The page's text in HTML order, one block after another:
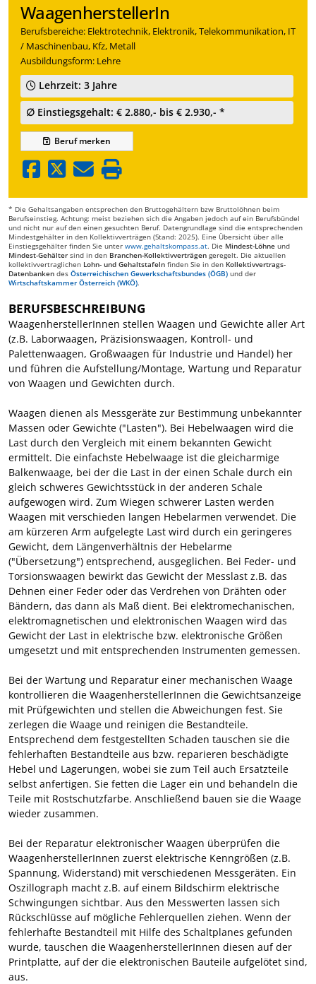
WaagenherstellerIn
Berufsbereiche: Elektrotechnik, Elektronik, Telekommunikation, IT
/ Maschinenbau, Kfz, Metall
Ausbildungsform: Lehre
Lehrzeit: 3 Jahre
∅ Einstiegsgehalt: € 2.880,- bis € 2.930,- *
Berufmerken
* Die Gehaltsangaben entsprechen den Bruttogehältern bzw Bruttolöhnen beim
Berufseinstieg. Achtung: meist beziehen sich die Angaben jedoch auf ein Berufsbündel
und nicht nur auf den einen gesuchten Beruf. Datengrundlage sind die entsprechenden
Mindestgehälter in den Kollektivverträgen (Stand: 2025). Eine Übersicht über alle
Einstiegsgehälter finden Sie unter www.gehaltskompass.at. Die Mindest-Löhne und
Mindest-Gehälter sind in den Branchen-Kollektivverträgen geregelt. Die aktuellen
kollektivvertraglichen Lohn- und Gehaltstafeln finden Sie in den Kollektivvertrags-
Datenbanken des Österreichischen Gewerkschaftsbundes (ÖGB) und der
Wirtschaftskammer Österreich (WKÖ).
BERUFSBESCHREIBUNG
WaagenherstellerInnen stellen Waagen und Gewichte aller Art
(z.B. Laborwaagen, Präzisionswaagen, Kontroll- und
Palettenwaagen, Großwaagen für Industrie und Handel) her
und führen die Aufstellung/Montage, Wartung und Reparatur
von Waagen und Gewichten durch.
Waagen dienen als Messgeräte zur Bestimmung unbekannter
Massen oder Gewichte ("Lasten"). Bei Hebelwaagen wird die
Last durch den Vergleich mit einem bekannten Gewicht
ermittelt. Die einfachste Hebelwaage ist die gleicharmige
Balkenwaage, bei der die Last in der einen Schale durch ein
gleich schweres Gewichtsstück in der anderen Schale
aufgewogen wird. Zum Wiegen schwerer Lasten werden
Waagen mit verschieden langen Hebelarmen verwendet. Die
am kürzeren Arm aufgelegte Last wird durch ein geringeres
Gewicht, dem Längenverhältnis der Hebelarme
("Übersetzung") entsprechend, ausgeglichen. Bei Feder- und
Torsionswaagen bewirkt das Gewicht der Messlast z.B. das
Dehnen einer Feder oder das Verdrehen von Drähten oder
Bändern, das dann als Maß dient. Bei elektromechanischen,
elektromagnetischen und elektronischen Waagen wird das
Gewicht der Last in elektrische bzw. elektronische Größen
umgesetzt und mit entsprechenden Instrumenten gemessen.
Bei der Wartung und Reparatur einer mechanischen Waage
kontrollieren die WaagenherstellerInnen die Gewichtsanzeige
mit Prüfgewichten und stellen die Abweichungen fest. Sie
zerlegen die Waage und reinigen die Bestandteile.
Entsprechend dem festgestellten Schaden tauschen sie die
fehlerhaften Bestandteile aus bzw. reparieren beschädigte
Hebel und Lagerungen, wobei sie zum Teil auch Ersatzteile
selbst anfertigen. Sie fetten die Lager ein und behandeln die
Teile mit Rostschutzfarbe. Anschließend bauen sie die Waage
wieder zusammen.
Bei der Reparatur elektronischer Waagen überprüfen die
WaagenherstellerInnen zuerst elektrische Kenngrößen (z.B.
Spannung, Widerstand) mit verschiedenen Messgeräten. Ein
Oszillograph macht z.B. auf einem Bildschirm elektrische
Schwingungen sichtbar. Aus den Messwerten lassen sich
Rückschlüsse auf mögliche Fehlerquellen ziehen. Wenn der
fehlerhafte Bestandteil mit Hilfe des Schaltplanes gefunden
wurde, tauschen die WaagenherstellerInnen diesen auf der
Printplatte, auf der die elektronischen Bauteile aufgelötet sind,
aus.